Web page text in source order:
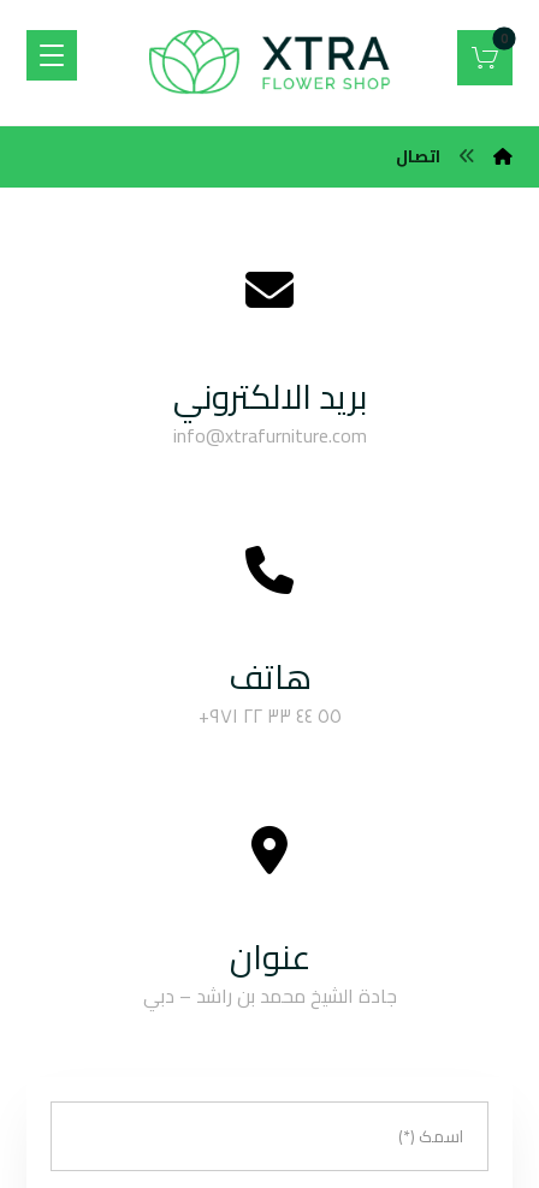
اتصال
بريد الالكتروني
info@xtrafurniture.com
هاتف
٥٥ ٤٤ ٣٣ ٢٢ ٩٧١+
عنوان
جادة الشيخ محمد بن راشد – دبي